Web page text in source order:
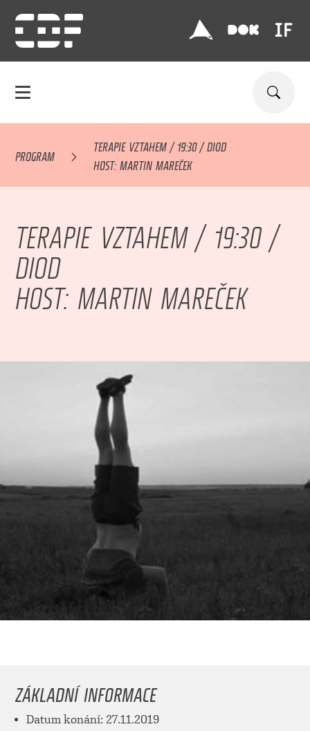
PROGRAM
TERAPIE VZTAHEM / 19:30 / DIOD
HOST: MARTIN MAREČEK
TERAPIE VZTAHEM / 19:30 /
DIOD
HOST: MARTIN MAREČEK
ZÁKLADNÍ INFORMACE
Datum konání: 27.11.2019